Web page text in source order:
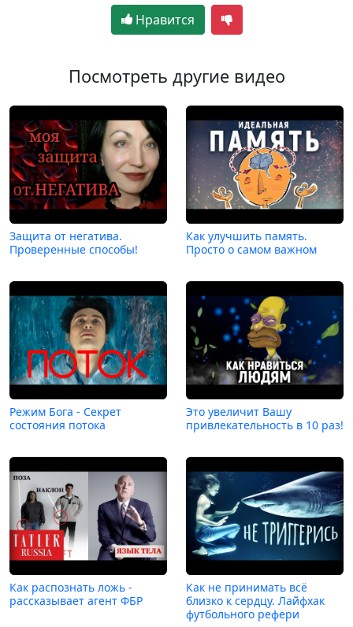
Нравится
Посмотреть другие видео
Защита от негатива.
Проверенные способы!
Как улучшить память.
Просто о самом важном
Режим Бога - Секрет
состояния потока
Это увеличит Вашу
привлекательность в 10 раз!
Как распознать ложь -
рассказывает агент ФБР
Как не принимать всё
близко к сердцу. Лайфхак
футбольного рефери